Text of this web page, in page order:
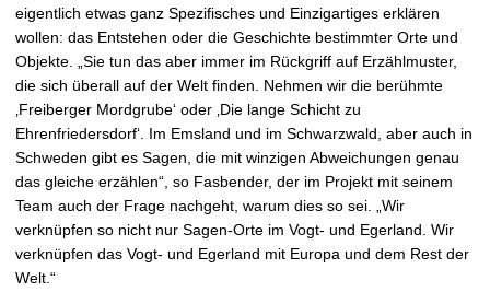
eigentlich etwas ganz Spezifisches und Einzigartiges erklären
wollen: das Entstehen oder die Geschichte bestimmter Orte und
Objekte. „Sie tun das aber immer im Rückgriff auf Erzählmuster,
die sich überall auf der Welt finden. Nehmen wir die berühmte
‚Freiberger Mordgrube‘ oder ‚Die lange Schicht zu
Ehrenfriedersdorf‘. Im Emsland und im Schwarzwald, aber auch in
Schweden gibt es Sagen, die mit winzigen Abweichungen genau
das gleiche erzählen“, so Fasbender, der im Projekt mit seinem
Team auch der Frage nachgeht, warum dies so sei. „Wir
verknüpfen so nicht nur Sagen-Orte im Vogt- und Egerland. Wir
verknüpfen das Vogt- und Egerland mit Europa und dem Rest der
Welt.“